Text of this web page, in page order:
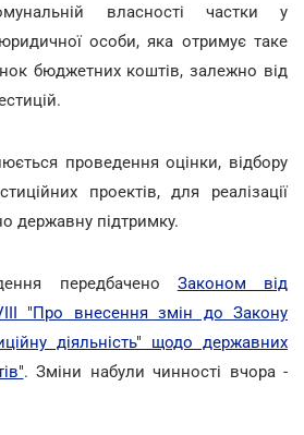
власності частки у
особи, яка отримує таке
бюджетних коштів, залежно від
проведення оцінки, відбору
проектів, для реалізації
державну підтримку.
передбачено Законом від
"Про внесення змін до Закону
діяльність" щодо державних
. Зміни набули чинності вчора -